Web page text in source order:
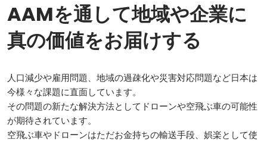
AAMを通して地域や企業に
真の価値をお届けする
人口減少や雇用問題、地域の過疎化や災害対応問題など日本は
今様々な課題に直面しています。
その問題の新たな解決方法としてドローンや空飛ぶ車の可能性
が期待されています。
空飛ぶ車やドローンはただお金持ちの輸送手段、娯楽として使